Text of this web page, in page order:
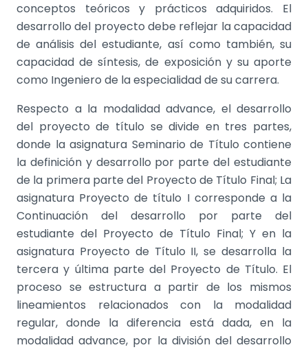
conceptos teóricos y prácticos adquiridos. El
desarrollo del proyecto debe reflejar la capacidad
de análisis del estudiante, así como también, su
capacidad de síntesis, de exposición y su aporte
como Ingeniero de la especialidad de su carrera.
Respecto a la modalidad advance, el desarrollo
del proyecto de título se divide en tres partes,
donde la asignatura Seminario de Título contiene
la definición y desarrollo por parte del estudiante
de la primera parte del Proyecto de Título Final; La
asignatura Proyecto de título I corresponde a la
Continuación del desarrollo por parte del
estudiante del Proyecto de Título Final; Y en la
asignatura Proyecto de Título II, se desarrolla la
tercera y última parte del Proyecto de Título. El
proceso se estructura a partir de los mismos
lineamientos relacionados con la modalidad
regular, donde la diferencia está dada, en la
modalidad advance, por la división del desarrollo